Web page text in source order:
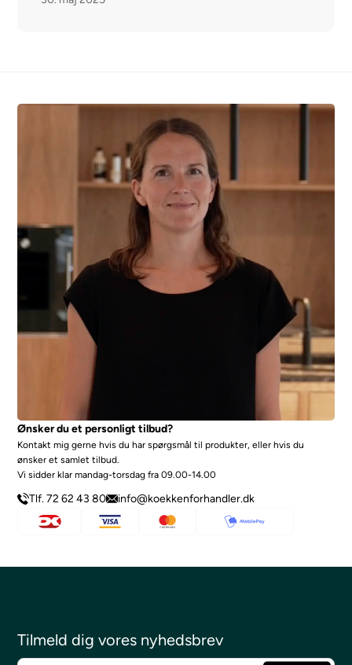
Ønsker du et personligt tilbud?
Kontakt mig gerne hvis du har spørgsmål til produkter, eller hvis du
ønsker et samlet tilbud.
Vi sidder klar mandag-torsdag fra 09.00-14.00
Tlf. 72 62 43 80 info@koekkenforhandler.dk
Tilmeld dig vores nyhedsbrev